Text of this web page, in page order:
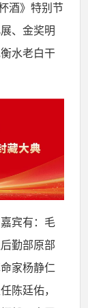
酒》特别节
、金奖明
水老白干
宾有：毛
勤部原部
家杨静仁
陈廷佑，